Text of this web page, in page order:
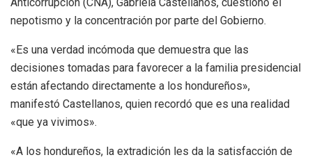
nepotismo y la concentración por parte del Gobierno.
«Es una verdad incómoda que demuestra que las
decisiones tomadas para favorecer a la familia presidencial
están afectando directamente a los hondureños»,
manifestó Castellanos, quien recordó que es una realidad
«que ya vivimos».
«A los hondureños, la extradición les da la satisfacción de